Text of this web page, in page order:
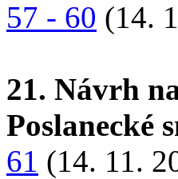
57 - 60 (14.
21. Návrh
Poslanecké
61 (14. 11.